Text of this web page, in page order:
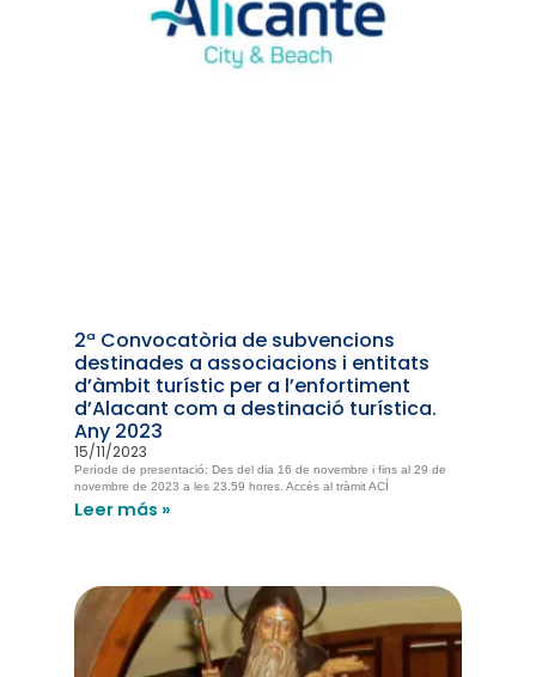
2ª Convocatòria de subvencions
destinades a associacions i entitats
d’àmbit turístic per a l’enfortiment
d’Alacant com a destinació turística.
Any 2023
15/11/2023
Període de presentació: Des del dia 16 de novembre i fins al 29 de
novembre de 2023 a les 23.59 hores. Accés al tràmit ACÍ
Leer más »